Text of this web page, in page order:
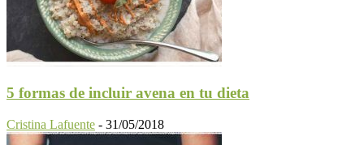
5 formas de incluir avena en tu dieta
Cristina Lafuente - 31/05/2018